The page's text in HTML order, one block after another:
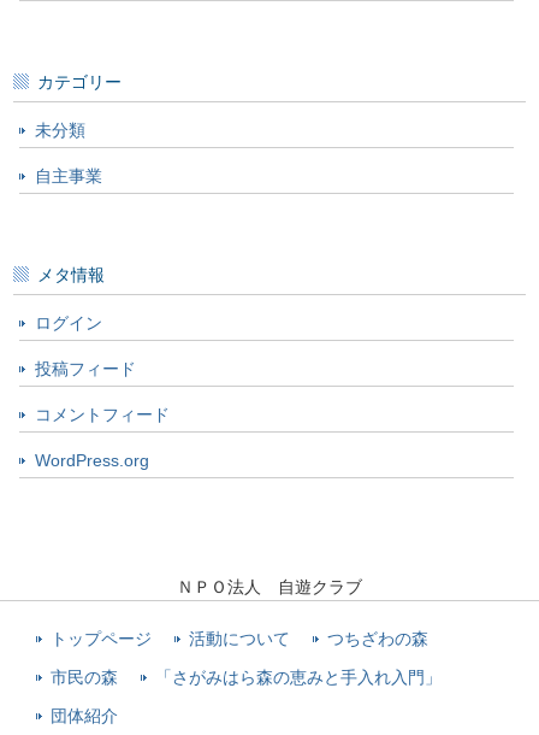
カテゴリー
未分類
自主事業
メタ情報
ログイン
投稿フィード
コメントフィード
WordPress.org
ＮＰＯ法人 自遊クラブ
トップページ 活動について つちざわの森
市民の森 「さがみはら森の恵みと手入れ入門」
団体紹介